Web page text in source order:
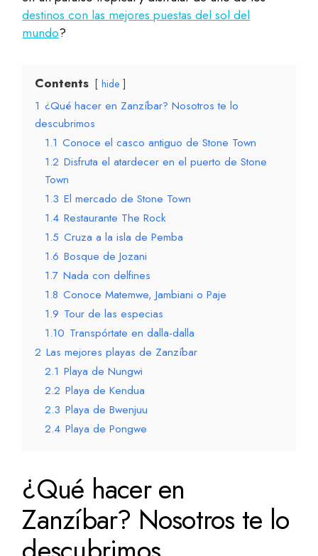
destinos con las mejores puestas del sol del
mundo?
Contents hide
1 ¿Qué hacer en Zanzíbar? Nosotros te lo
descubrimos
1.1 Conoce el casco antiguo de Stone Town
1.2 Disfruta el atardecer en el puerto de Stone
Town
1.3 El mercado de Stone Town
1.4 Restaurante The Rock
1.5 Cruza a la isla de Pemba
1.6 Bosque de Jozani
1.7 Nada con delfines
1.8 Conoce Matemwe, Jambiani o Paje
1.9 Tour de las especias
1.10 Transpórtate en dalla-dalla
2 Las mejores playas de Zanzíbar
2.1 Playa de Nungwi
2.2 Playa de Kendua
2.3 Playa de Bwenjuu
2.4 Playa de Pongwe
¿Qué hacer en
Zanzíbar? Nosotros te lo